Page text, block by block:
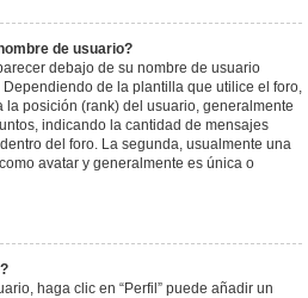
de usuario?
debajo de su nombre de usuario
de la plantilla que utilice el foro,
la posición (rank) del usuario, generalmente
indicando la cantidad de mensajes
del foro. La segunda, usualmente una
avatar y generalmente es única o
haga clic en “Perfil” puede añadir un